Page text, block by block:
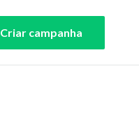
Criar campanha